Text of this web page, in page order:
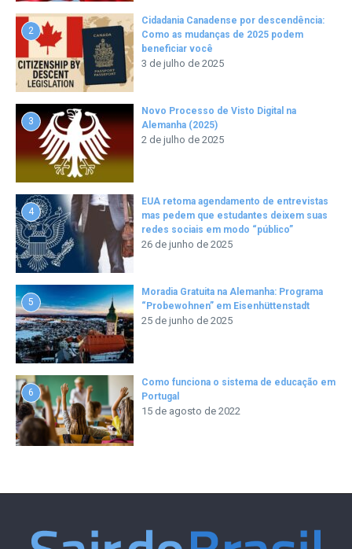
2
Cidadania Canadense por descendência:
Como as mudanças de 2025 podem
beneficiar você
3 de julho de 2025
3
Novo Processo de Visto Digital na
Alemanha (2025)
2 de julho de 2025
4
EUA retoma agendamento de entrevistas
mas pedem que estudantes deixem suas
redes sociais em modo “público”
26 de junho de 2025
5
Moradia Gratuita na Alemanha: Programa
“Probewohnen” em Eisenhüttenstadt
25 de junho de 2025
6
Como funciona o sistema de educação em
Portugal
15 de agosto de 2022